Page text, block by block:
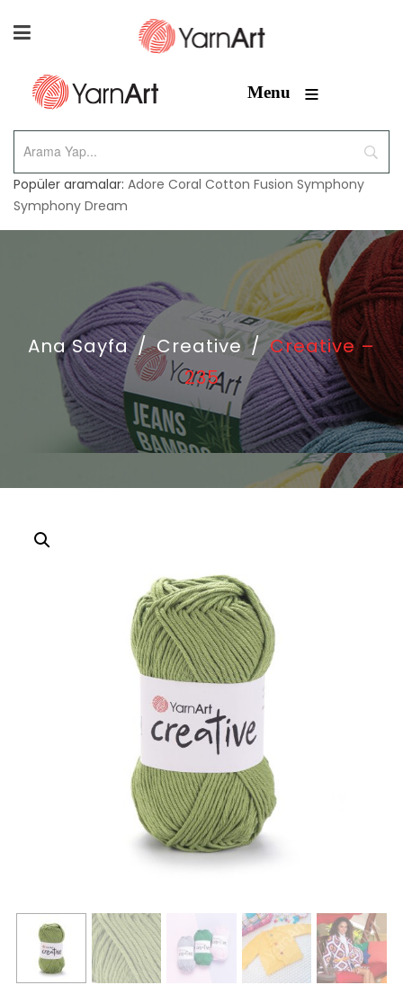
Menu ≡
Popüler aramalar: Adore Coral Cotton Fusion Symphony
Symphony Dream
Ana Sayfa / Creative / Creative –
235